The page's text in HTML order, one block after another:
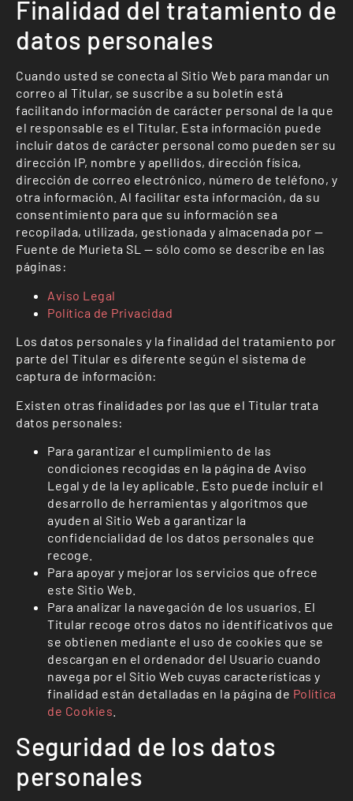
Finalidad del tratamiento de
datos personales
Cuando usted se conecta al Sitio Web para mandar un
correo al Titular, se suscribe a su boletín está
facilitando información de carácter personal de la que
el responsable es el Titular. Esta información puede
incluir datos de carácter personal como pueden ser su
dirección IP, nombre y apellidos, dirección física,
dirección de correo electrónico, número de teléfono, y
otra información. Al facilitar esta información, da su
consentimiento para que su información sea
recopilada, utilizada, gestionada y almacenada por —
Fuente de Murieta SL — sólo como se describe en las
páginas:
Aviso Legal
Política de Privacidad
Los datos personales y la finalidad del tratamiento por
parte del Titular es diferente según el sistema de
captura de información:
Existen otras finalidades por las que el Titular trata
datos personales:
Para garantizar el cumplimiento de las
condiciones recogidas en la página de Aviso
Legal y de la ley aplicable. Esto puede incluir el
desarrollo de herramientas y algoritmos que
ayuden al Sitio Web a garantizar la
confidencialidad de los datos personales que
recoge.
Para apoyar y mejorar los servicios que ofrece
este Sitio Web.
Para analizar la navegación de los usuarios. El
Titular recoge otros datos no identificativos que
se obtienen mediante el uso de cookies que se
descargan en el ordenador del Usuario cuando
navega por el Sitio Web cuyas características y
finalidad están detalladas en la página de Política
de Cookies
Seguridad de los datos
personales